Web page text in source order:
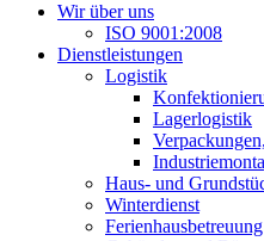
Wir über uns
ISO 9001:2008
Dienstleistungen
Logistik
Lagerlogistik
Haus- und
Winterdienst
Ferienhausbetreuung